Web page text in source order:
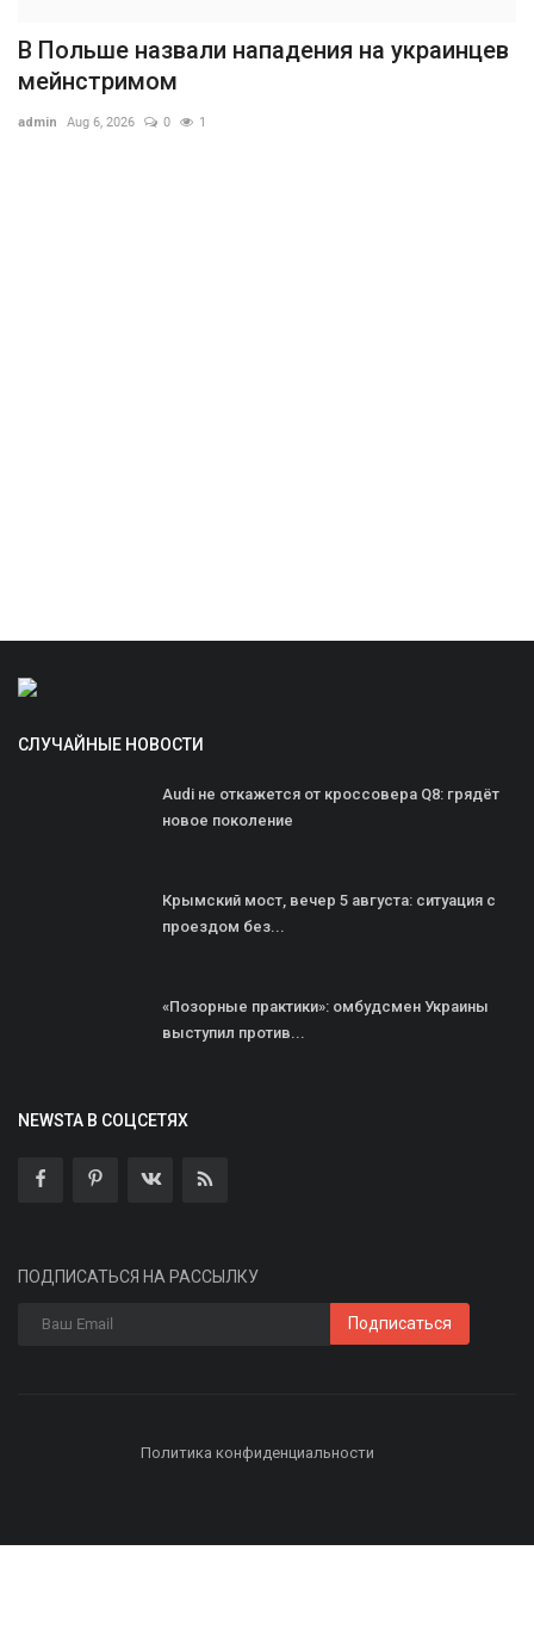
В Польше назвали нападения на украинцев
мейнстримом
admin Aug 6, 2026 0 1
СЛУЧАЙНЫЕ НОВОСТИ
Audi не откажется от кроссовера Q8: грядёт
новое поколение
Крымский мост, вечер 5 августа: ситуация с
проездом без...
«Позорные практики»: омбудсмен Украины
выступил против...
NEWSTA В СОЦСЕТЯХ
ПОДПИСАТЬСЯ НА РАССЫЛКУ
Подписаться
Политика конфиденциальности